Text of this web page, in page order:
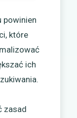
powinien
które
ich
zasad